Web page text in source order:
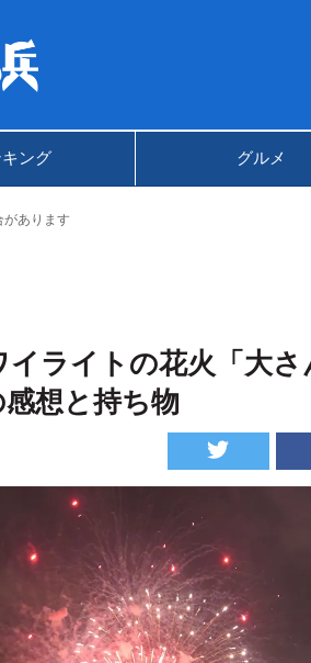
ング グルメ
あります
ライトの花火「大さ
想と持ち物